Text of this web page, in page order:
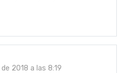
2018 a las 8:19